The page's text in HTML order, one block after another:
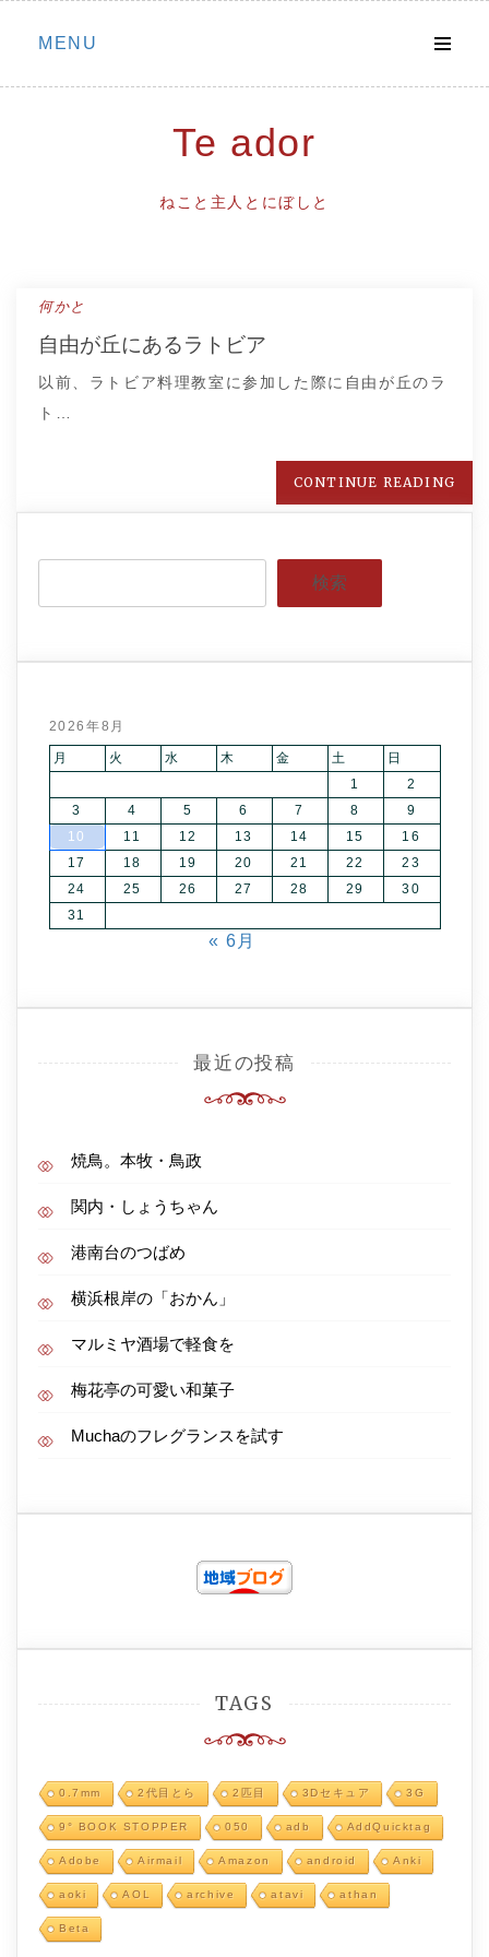
Skip
MENU
Te ador
ねこと主人とにぼしと
何かと
自由が丘にあるラトビア
以前、ラトビア料理教室に参加した際に自由が丘のラ
ト…
CONTINUE READING
検索
2026年8月
月 火 水 木 金 土
日
1
2
3
4 5 6 7 8
9
10
11 12 13 14 15
16
17
18 19 20 21 22
23
24
25 26 27 28 29
30
31
« 6月
最近の投稿
焼鳥。本牧・鳥政
関内・しょうちゃん
港南台のつばめ
横浜根岸の「おかん」
マルミヤ酒場で軽食を
梅花亭の可愛い和菓子
Muchaのフレグランスを試す
TAGS
0.7mm 2代目とら 2匹目 3Dセキュア 3G
9° BOOK STOPPER 050 adb AddQuicktag
Adobe Airmail Amazon android Anki
aoki AOL archive atavi athan
Beta